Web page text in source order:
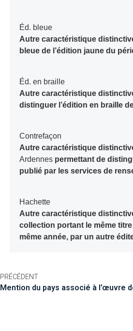
Éd. bleue
Autre caractéristique
bleue de l’édition jaune du
Éd. en braille
Autre caractéristique
distinguer l’édition en braille
Contrefaçon
Autre caractéristique
Ardennes permettant de
publié par les services de
Hachette
Autre caractéristique
collection portant le même titre
même année, par un autre
PRÉCÉDENT